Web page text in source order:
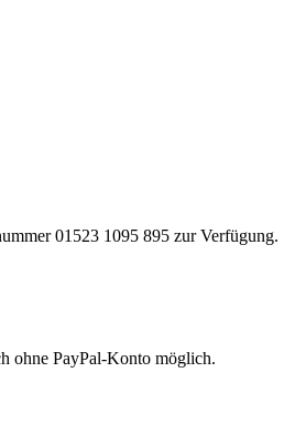
01523 1095 895 zur Verfügung.
ohne PayPal-Konto möglich.